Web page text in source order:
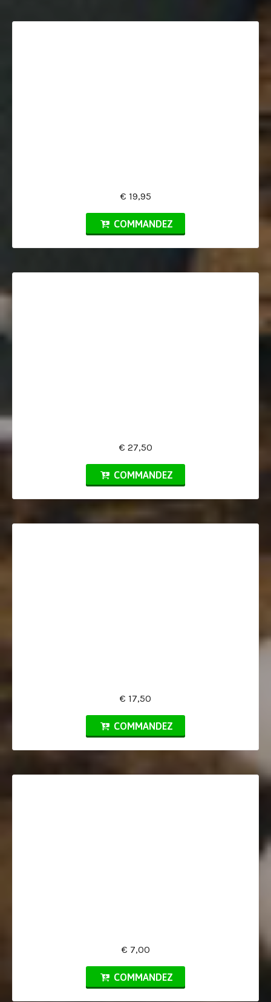
€ 19,95
COMMANDEZ
€ 27,50
COMMANDEZ
€ 17,50
COMMANDEZ
€ 7,00
COMMANDEZ